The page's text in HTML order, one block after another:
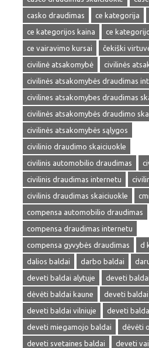
casko draudimas
ce kategorija
ce kategorijos kaina
ce
ce vairavimo kursai
čekiški
civilinė atsakomybė
civilinės
civilinės atsakomybės draudimas
civilines atsakomybes draudimas
civilinės atsakomybės draudimo
civilinės atsakomybės sąlygos
civilinio draudimo skaiciuokle
civilinis automobilio draudimas
civilinis draudimas internetu
civilinis draudimas skaiciuokle
compensa automobilio draudimas
compensa draudimas internetu
compensa gyvybės draudimas
d
dalios baldai
darbo baldai
deveti baldai alytuje
deveti
dėvėti baldai kaune
deveti
deveti baldai vilniuje
deveti
deveti miegamojo baldai
dėvėti
deveti svetaines baldai
deveti